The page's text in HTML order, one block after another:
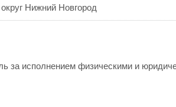
Нижний Новгород
за исполнением физическими и